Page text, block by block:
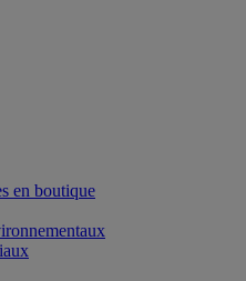
en boutique